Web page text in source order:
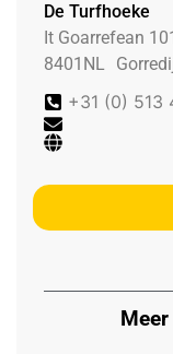
De Turfhoeke
It Goarrefean 101
8401NL
+31 (0) 513